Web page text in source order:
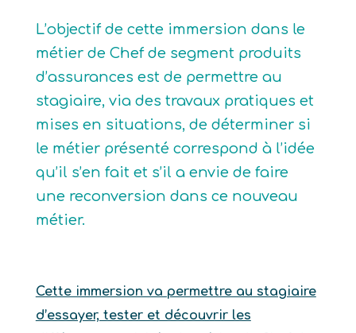
L’objectif de cette immersion dans le
métier de Chef de segment produits
d’assurances est de permettre au
stagiaire, via des travaux pratiques et
mises en situations, de déterminer si
le métier présenté correspond à l’idée
qu’il s’en fait et s’il a envie de faire
une reconversion dans ce nouveau
métier.
Cette immersion va permettre au stagiaire
d’essayer, tester et découvrir les